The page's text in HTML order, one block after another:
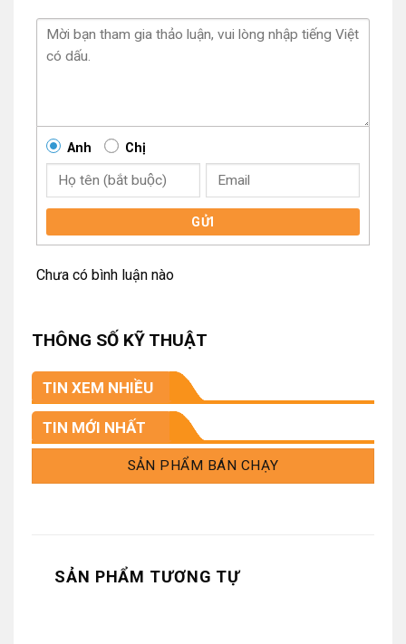
Anh Chị
GỬI
Chưa có bình luận nào
THÔNG SỐ KỸ THUẬT
TIN XEM NHIỀU
TIN MỚI NHẤT
SẢN PHẨM BÁN CHẠY
SẢN PHẨM TƯƠNG TỰ